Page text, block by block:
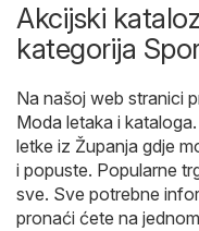
Akcijski
kategorija
Na našoj web stranici
Moda letaka i
letke iz Županja gdje
i popuste. Popularne
sve. Sve potrebne
pronaći ćete na